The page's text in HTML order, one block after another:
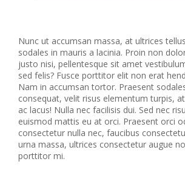
Nunc ut accumsan massa, at ultrices
sodales in mauris a lacinia. Proin non
justo nisi, pellentesque sit amet
sed felis? Fusce porttitor elit non erat
Nam in accumsan tortor. Praesent
consequat, velit risus elementum turpis,
ac lacus! Nulla nec facilisis dui. Sed nec
euismod mattis eu at orci. Praesent orci
consectetur nulla nec, faucibus
urna massa, ultrices consectetur augue
porttitor mi.